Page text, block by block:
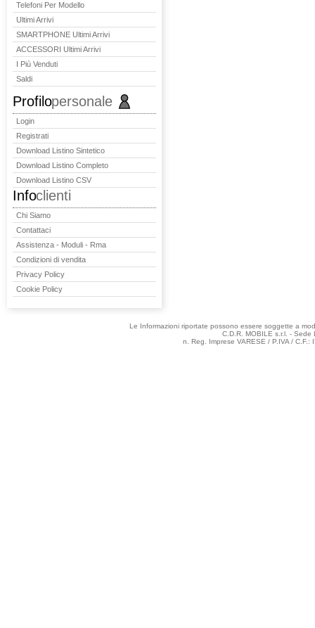
Telefoni Per Modello
Ultimi Arrivi
SMARTPHONE Ultimi Arrivi
ACCESSORI Ultimi Arrivi
I Più Venduti
Saldi
Profilopersonale
Login
Registrati
Download Listino Sintetico
Download Listino Completo
Download Listino CSV
Infoclienti
Chi Siamo
Contattaci
Assistenza - Moduli - Rma
Condizioni di vendita
Privacy Policy
Cookie Policy
Le Informazioni riportate possono essere soggette a
C.D.R. MOBILE s.r.l. -
n. Reg. Imprese VARESE / P.IVA /